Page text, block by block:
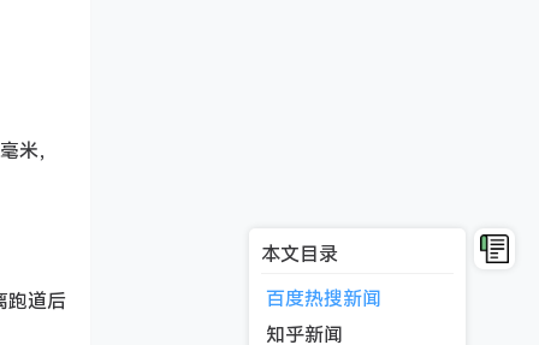
本文目录
百度热搜新闻
知乎新闻
米，
跑道后